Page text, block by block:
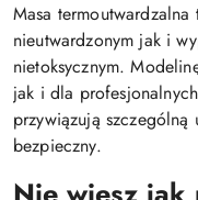
Masa
nieutwardzonym jak i
nietoksycznym.
jak i dla
przywiązują
bezpieczny.